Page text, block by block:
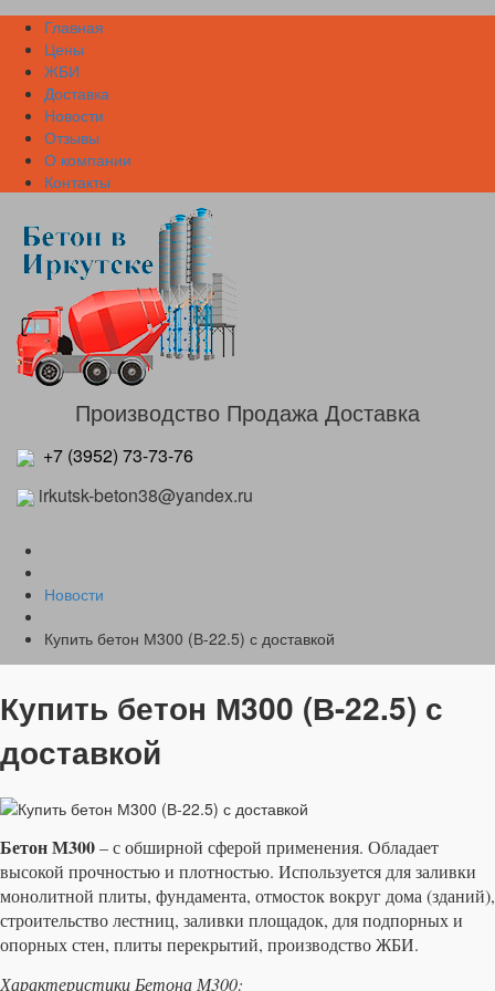
Главная
Цены
ЖБИ
Доставка
Новости
Отзывы
О компании
Контакты
Производство Продажа Доставка
+7 (3952) 73-73-76
irkutsk-beton38@yandex.ru
Новости
Купить бетон М300 (В-22.5) с доставкой
Купить бетон М300 (В-22.5) с
доставкой
Бетон М300– с обширной сферой применения. Обладает
высокой прочностью и плотностью. Используется для заливки
монолитной плиты, фундамента, отмосток вокруг дома (зданий),
строительство лестниц, заливки площадок, для подпорных и
опорных стен, плиты перекрытий, производство ЖБИ.
Характеристики Бетона М300: